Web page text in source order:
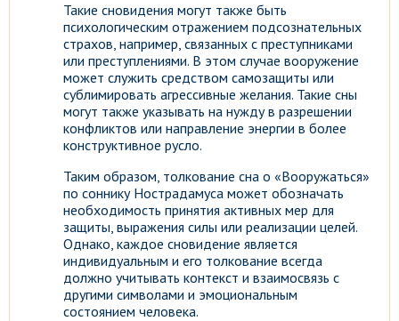
Такие сновидения могут также быть
психологическим отражением подсознательных
страхов, например, связанных с преступниками
или преступлениями. В этом случае вооружение
может служить средством самозащиты или
сублимировать агрессивные желания. Такие сны
могут также указывать на нужду в разрешении
конфликтов или направление энергии в более
конструктивное русло.
Таким образом, толкование сна о «Вооружаться»
по соннику Нострадамуса может обозначать
необходимость принятия активных мер для
защиты, выражения силы или реализации целей.
Однако, каждое сновидение является
индивидуальным и его толкование всегда
должно учитывать контекст и взаимосвязь с
другими символами и эмоциональным
состоянием человека.